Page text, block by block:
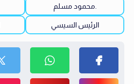
.محمود مسلم
الرئيس السيسي